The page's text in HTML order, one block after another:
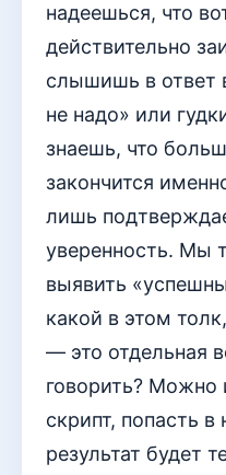
надеешься, что
действительно
слышишь в ответ
не надо» или
знаешь, что
закончится
лишь
уверенность. Мы
выявить
какой в этом
— это отдельная
говорить? Можно
скрипт, попасть
результат будет